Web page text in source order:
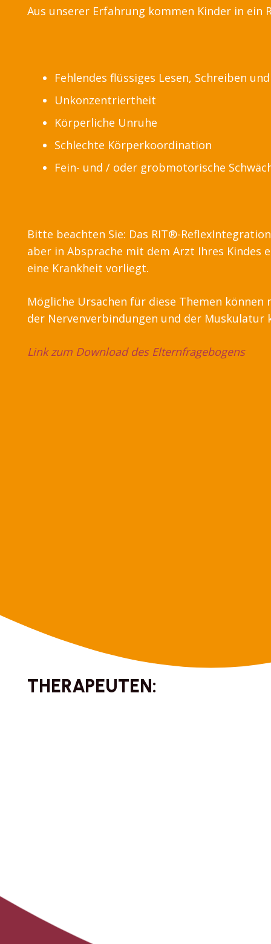
Aus unserer Erfahrung kommen Kinder in
Fehlendes flüssiges Lesen, Schreiben
Unkonzentriertheit
Körperliche Unruhe
Schlechte Körperkoordination
Fein- und / oder grobmotorische
Bitte beachten Sie: Das RIT®-
aber in Absprache mit dem Arzt Ihres Kindes
eine Krankheit vorliegt.
Mögliche Ursachen für diese Themen
der Nervenverbindungen und der Muskulatur
Link zum Download des Elternfragebogens
THERAPEUTEN: